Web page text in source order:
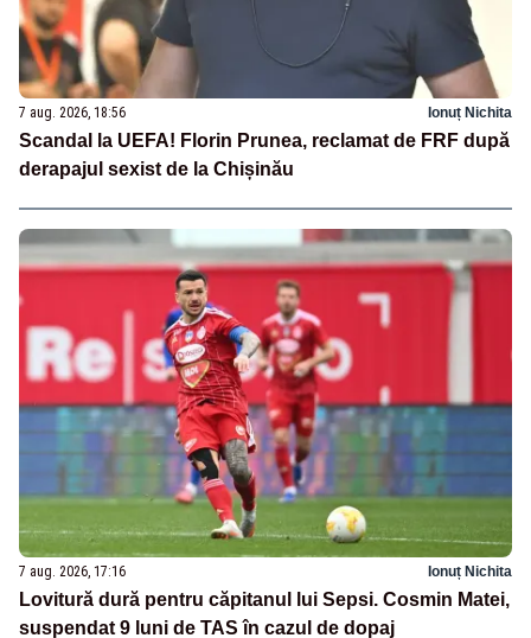
7 aug. 2026, 18:56 Ionuț Nichita
Scandal la UEFA! Florin Prunea, reclamat de FRF după
derapajul sexist de la Chișinău
7 aug. 2026, 17:16 Ionuț Nichita
Lovitură dură pentru căpitanul lui Sepsi. Cosmin Matei,
suspendat 9 luni de TAS în cazul de dopaj